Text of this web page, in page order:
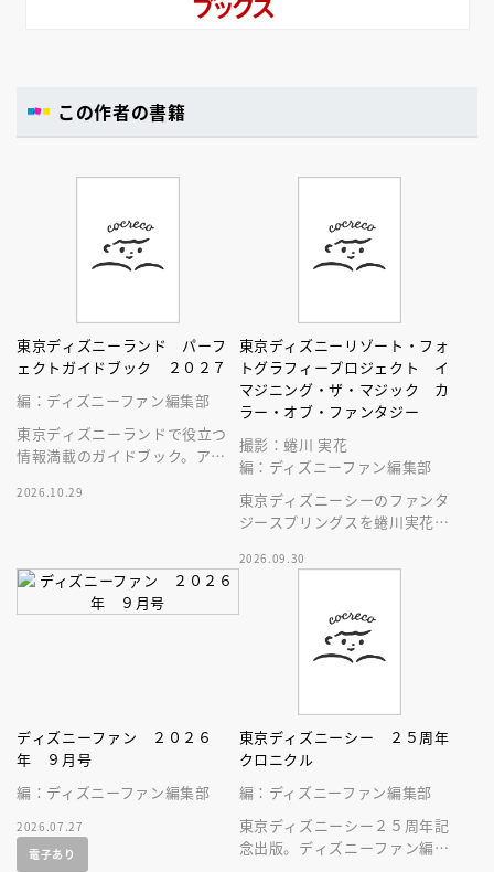
この作者の書籍
東京ディズニーランド パーフ
ェクトガイドブック ２０２７
編：ディズニーファン編集部
東京ディズニーランドで役立つ
情報満載のガイドブック。アト
ン、グッズまでが１冊に！
2026.10.29
東京ディズニーリゾート・フォ
トグラフィープロジェクト イ
マジニング・ザ・マジック カ
ラー・オブ・ファンタジー
撮影：蜷川 実花
編：ディズニーファン編集部
東京ディズニーシーのファンタ
ジースプリングスを蜷川実花が
2026.09.30
ディズニーファン ２０２６
年 ９月号
編：ディズニーファン編集部
2026.07.27
電子あり
東京ディズニーシー ２５周年
クロニクル
編：ディズニーファン編集部
東京ディズニーシー２５周年記
念出版。ディズニーファン編集